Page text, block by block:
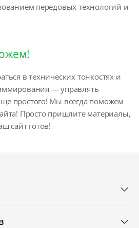
передовых технологий и
в технических тонкостях и
— управлять
простого! Мы всегда поможем
Просто пришлите материалы,
сайт готов!